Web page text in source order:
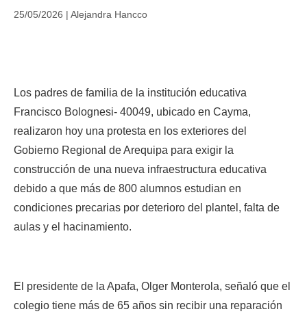
25/05/2026 | Alejandra Hancco
Los padres de familia de la institución educativa
Francisco Bolognesi- 40049, ubicado en Cayma,
realizaron hoy una protesta en los exteriores del
Gobierno Regional de Arequipa para exigir la
construcción de una nueva infraestructura educativa
debido a que más de 800 alumnos estudian en
condiciones precarias por deterioro del plantel, falta de
aulas y el hacinamiento.
El presidente de la Apafa, Olger Monterola, señaló que el
colegio tiene más de 65 años sin recibir una reparación